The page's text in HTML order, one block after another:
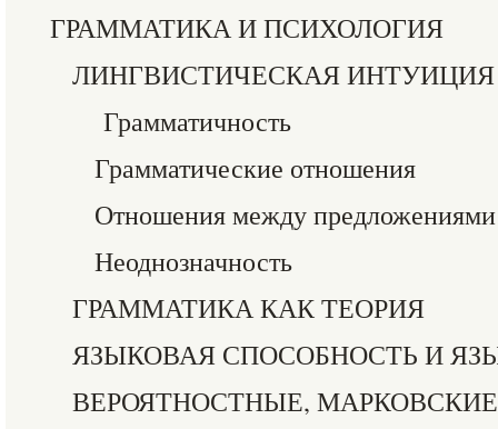
ГРАММАТИКА И ПСИХОЛОГИЯ
ЛИНГВИСТИЧЕСКАЯ ИНТУИЦИЯ
Грамматичность
Грамматические отношения
Отношения между предложениями
Неоднозначность
ГРАММАТИКА КАК ТЕОРИЯ
ЯЗЫКОВАЯ СПОСОБНОСТЬ И
ВЕРОЯТНОСТНЫЕ,